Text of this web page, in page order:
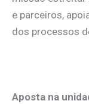
e parceiros,
dos processos
Aposta na